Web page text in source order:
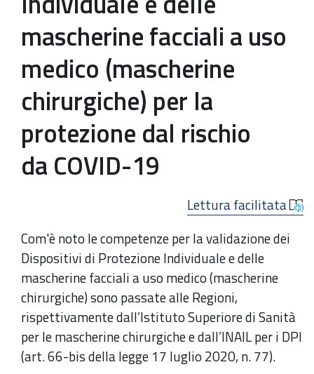
mascherine facciali a uso
medico (mascherine
chirurgiche) per la
protezione dal rischio
da COVID-19
Lettura facilitata
Com'è noto le competenze per la validazione dei
Dispositivi di Protezione Individuale e delle
mascherine facciali a uso medico (mascherine
chirurgiche) sono passate alle Regioni,
rispettivamente dall’Istituto Superiore di Sanità
per le mascherine chirurgiche e dall’INAIL per i DPI
(art. 66-bis della legge 17 luglio 2020, n. 77).